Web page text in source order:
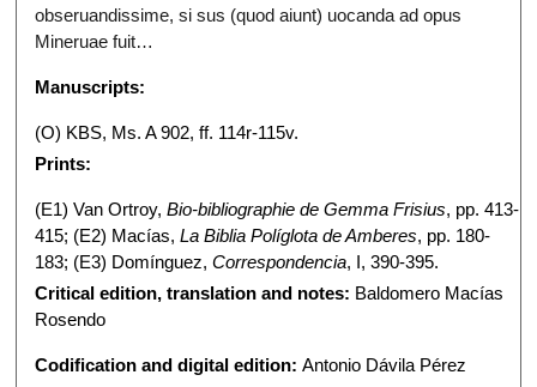
obseruandissime, si sus (quod aiunt) uocanda ad opus
Mineruae fuit…
Manuscripts:
(O) KBS, Ms. A 902, ff. 114r-115v.
Prints:
(E1) Van Ortroy,Bio-bibliographie de Gemma Frisius, pp. 413-
415; (E2) Macías,La Biblia Políglota de Amberes, pp. 180-
183; (E3) Domínguez,Correspondencia, I, 390-395.
Critical edition, translation and notes: Baldomero Macías
Rosendo
Codification and digital edition:Antonio Dávila Pérez